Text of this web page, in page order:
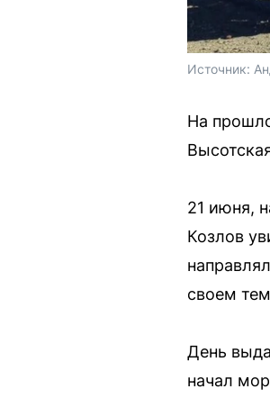
Источник:
На
21 июня,
Козлов
своем
День
начал